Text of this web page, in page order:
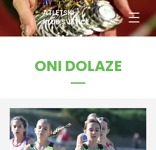
ATLETSKI
KLUB SVETICE
ONI DOLAZE